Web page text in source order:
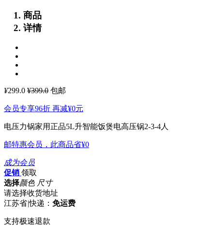
商品
详情
¥299.0 ¥399.0 包邮
会员专享96折 再减¥0元
电压力锅家用正品5L升智能饭煲电高压锅2-3-4人
邮特惠会员，此商品省¥0
成为会员
促销 领取
选择颜色 尺寸
请选择收货地址
江苏省|快递： 免运费
支持极速退款